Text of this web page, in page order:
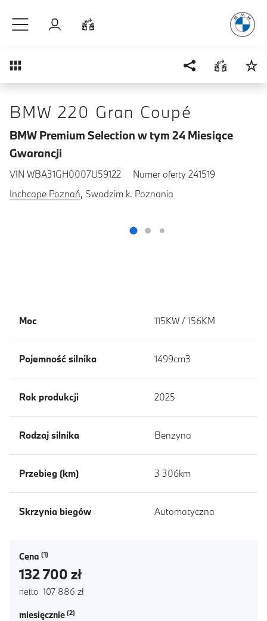
Zaloguj się
Przegląd
BMW 220 Gran Coupé
BMW Premium Selection w tym 24 Miesiące
Gwarancji
VIN WBA31GH0007U59122
Numer oferty 241519
Inchcape Poznań, Swadzim k. Poznania
Moc 115KW / 156KM
Pojemność silnika 1499cm3
Rok produkcji 2025
Rodzaj silnika Benzyna
Przebieg (km) 3 306km
Skrzynia biegów Automatyczna
Cena
132 700 zł
netto 107 886 zł
miesięcznie